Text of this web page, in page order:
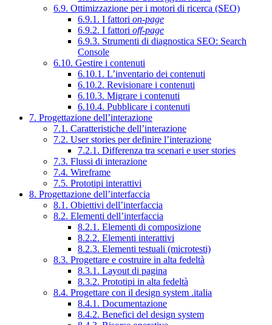
6.9. Ottimizzazione per i motori di ricerca (SEO)
6.9.1. I fattori on-page
6.9.2. I fattori off-page
6.9.3. Strumenti di diagnostica SEO: Search
Console
6.10. Gestire i contenuti
6.10.1. L’inventario dei contenuti
6.10.2. Revisionare i contenuti
6.10.3. Migrare i contenuti
6.10.4. Pubblicare i contenuti
7. Progettazione dell’interazione
7.1. Caratteristiche dell’interazione
7.2. User stories per definire l’interazione
7.2.1. Differenza tra scenari e user stories
7.3. Flussi di interazione
7.4. Wireframe
7.5. Prototipi interattivi
8. Progettazione dell’interfaccia
8.1. Obiettivi dell’interfaccia
8.2. Elementi dell’interfaccia
8.2.1. Elementi di composizione
8.2.2. Elementi interattivi
8.2.3. Elementi testuali (microtesti)
8.3. Progettare e costruire in alta fedeltà
8.3.1. Layout di pagina
8.3.2. Prototipi in alta fedeltà
8.4. Progettare con il design system .italia
8.4.1. Documentazione
8.4.2. Benefici del design system